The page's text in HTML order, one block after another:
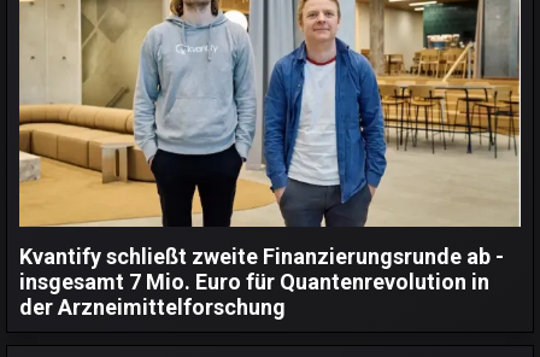
Kvantify schließt zweite Finanzierungsrunde ab -
insgesamt 7 Mio. Euro für Quantenrevolution in
der Arzneimittelforschung